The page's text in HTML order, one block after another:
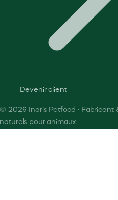
Devenir client
© 2026 Inaris Petfood · Fabricant
naturels pour animaux